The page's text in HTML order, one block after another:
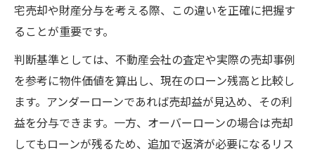
宅売却や財産分与を考える際、この違いを正確に把握す
ることが重要です。
判断基準としては、不動産会社の査定や実際の売却事例
を参考に物件価値を算出し、現在のローン残高と比較し
ます。アンダーローンであれば売却益が見込め、その利
益を分与できます。一方、オーバーローンの場合は売却
してもローンが残るため、追加で返済が必要になるリス